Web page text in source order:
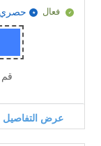
فعال حصري
قم
عرض التفاصيل